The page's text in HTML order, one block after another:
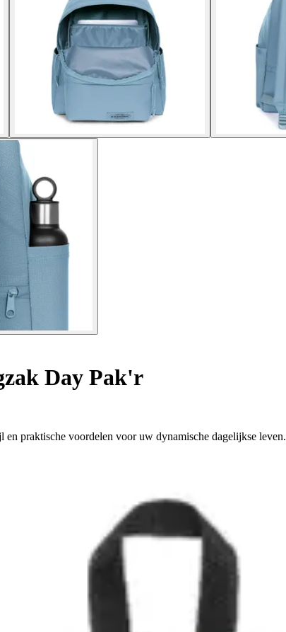
Day Pak'r
praktische voordelen voor uw dynamische dagelijkse leven.